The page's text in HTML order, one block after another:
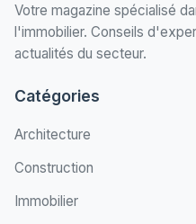
Votre magazine spécialisé
l'immobilier. Conseils
actualités du secteur.
Catégories
Architecture
Construction
Immobilier